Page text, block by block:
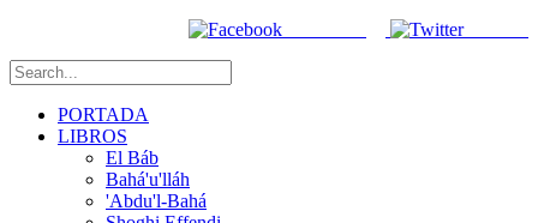
PORTADA
LIBROS
El Báb
Bahá'u'lláh
'Abdu'l-Bahá